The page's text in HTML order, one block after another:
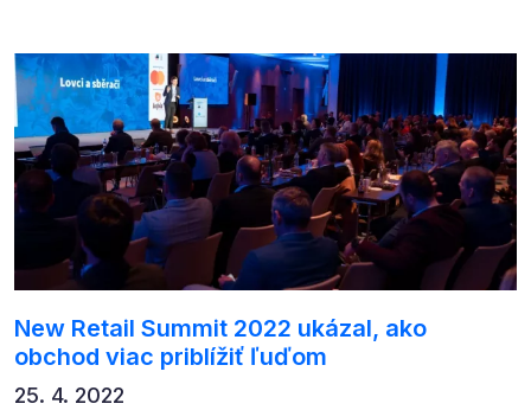
New Retail Summit 2022 ukázal, ako
obchod viac priblížiť ľuďom
25. 4. 2022